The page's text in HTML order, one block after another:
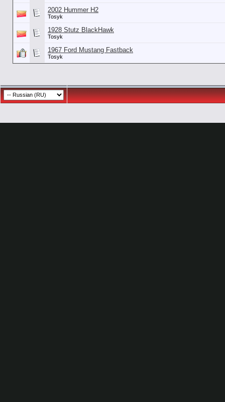
2002 Hummer H2
Tosyk
1928 Stutz BlackHawk
Tosyk
1967 Ford Mustang Fastback
Tosyk